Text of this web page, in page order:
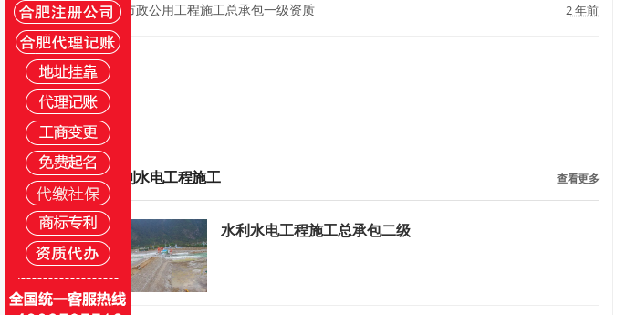
2 市政公用工程施工总承包一级资质 2 年前
水利水电工程施工 查看更多
水利水电工程施工总承包二级